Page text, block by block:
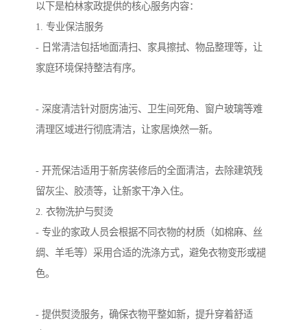
以下是柏林家政提供的核心服务内容：
1. 专业保洁服务
- 日常清洁包括地面清扫、家具擦拭、物品整理等，让
家庭环境保持整洁有序。
- 深度清洁针对厨房油污、卫生间死角、窗户玻璃等难
清理区域进行彻底清洁，让家居焕然一新。
- 开荒保洁适用于新房装修后的全面清洁，去除建筑残
留灰尘、胶渍等，让新家干净入住。
2. 衣物洗护与熨烫
- 专业的家政人员会根据不同衣物的材质（如棉麻、丝
绸、羊毛等）采用合适的洗涤方式，避免衣物变形或褪
色。
- 提供熨烫服务，确保衣物平整如新，提升穿着舒适